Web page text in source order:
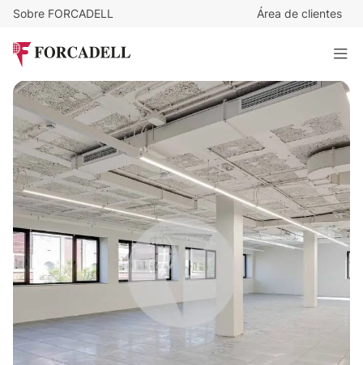
Sobre FORCADELL Área de clientes
MILANESAT. LES TRES TORRES
1.152 m²